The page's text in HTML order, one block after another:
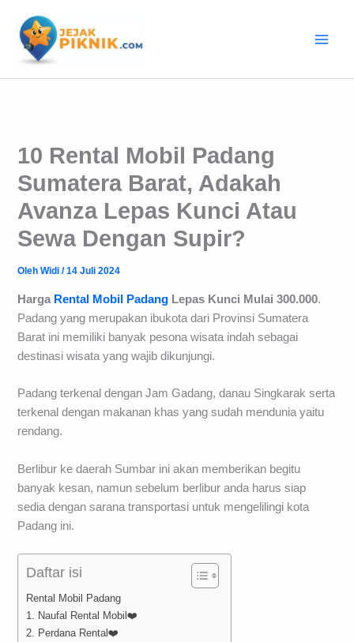
konten
10 Rental Mobil Padang
Sumatera Barat, Adakah
Avanza Lepas Kunci Atau
Sewa Dengan Supir?
OlehWidi/14 Juli 2024
Harga Rental Mobil Padang Lepas Kunci Mulai 300.000.
Padang yang merupakan ibukota dari Provinsi Sumatera
Barat ini memiliki banyak pesona wisata indah sebagai
destinasi wisata yang wajib dikunjungi.
Padang terkenal dengan Jam Gadang, danau Singkarak serta
terkenal dengan makanan khas yang sudah mendunia yaitu
rendang.
Berlibur ke daerah Sumbar ini akan memberikan begitu
banyak kesan, namun sebelum berlibur anda harus siap
sedia dengan sarana transportasi untuk mengelilingi kota
Padang ini.
Daftar isi
Rental Mobil Padang
1. Naufal Rental Mobil❤️
2. Perdana Rental❤️